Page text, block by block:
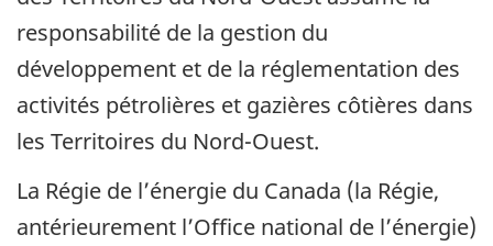
responsabilité de la gestion du
développement et de la réglementation des
activités pétrolières et gazières côtières dans
les Territoires du Nord-Ouest.
La Régie de l’énergie du Canada (la Régie,
antérieurement l’Office national de l’énergie)